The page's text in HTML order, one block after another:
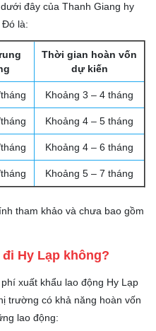
đây của Thanh Giang hy
Đó là:
Thời gian hoàn vốn
dự kiến
Khoảng 3 – 4 tháng
Khoảng 4 – 5 tháng
Khoảng 4 – 6 tháng
Khoảng 5 – 7 tháng
tham khảo và chưa bao gồm
Hy Lạp không?
xuất khẩu lao động Hy Lạp
trường có khả năng hoàn vốn
lao động: